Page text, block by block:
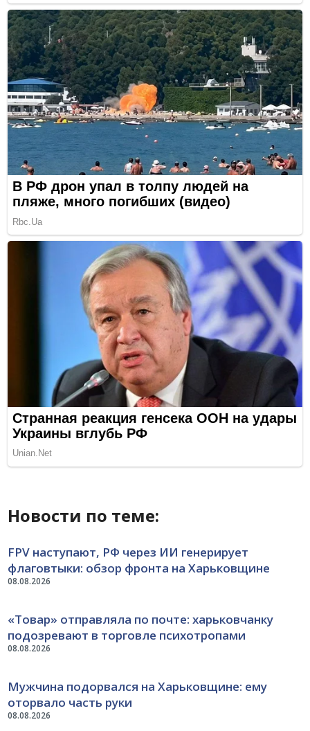
Новости по теме:
08.08.2026
FPV наступают, РФ через ИИ генерирует
флаговтыки: обзор фронта на Харьковщине
08.08.2026
«Товар» отправляла по почте: харьковчанку
подозревают в торговле психотропами
08.08.2026
Мужчина подорвался на Харьковщине: ему
оторвало часть руки